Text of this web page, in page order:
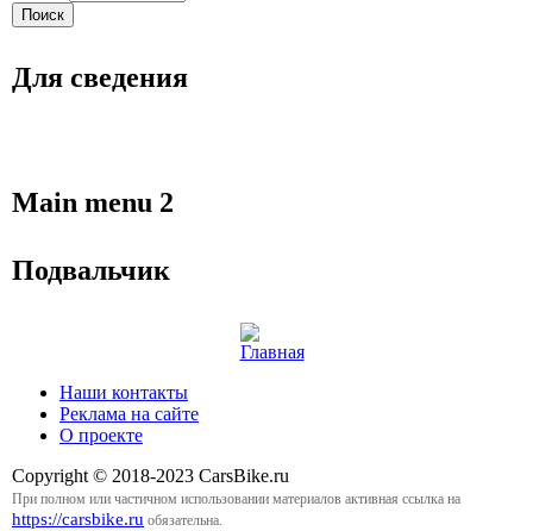
Для сведения
Main menu 2
Подвальчик
Наши контакты
Реклама на сайте
О проекте
Copyright © 2018-2023 CarsBike.ru
При полном или частичном использовании материалов активная ссылка на
https://carsbike.ru обязательна.